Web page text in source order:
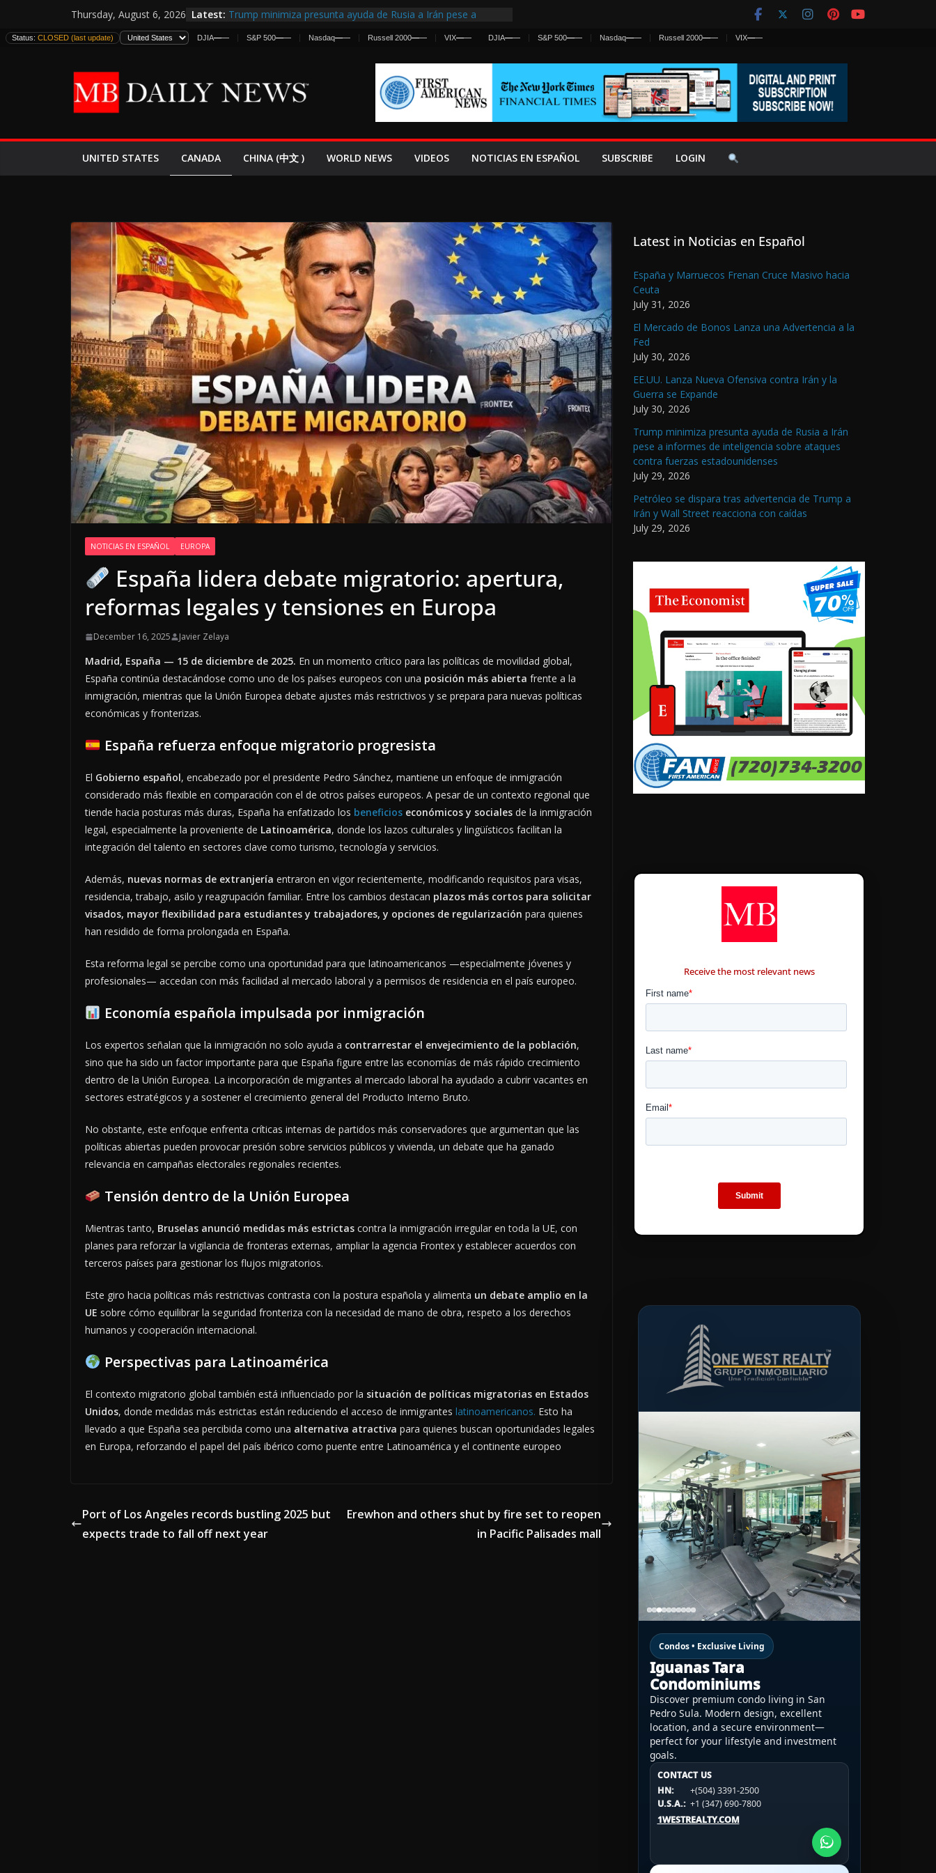
to
content
Thursday, August 6, 2026 Latest: Trump minimiza presunta ayuda de Rusia a Irán pese a
estadounidenses
España y Marruecos Frenan Cruce Masivo hacia Ceuta
El Mercado de Bonos Lanza una Advertencia a la Fed
EE.UU. Lanza Nueva Ofensiva contra Irán y la Guerra se
Status: CLOSED (last update) DJIA—— S&P 500—— Nasdaq—— Russell 2000—— VIX—— DJIA—— S&P 500—— Nasdaq—— Russell 2000—— VIX——
UNITED STATES CANADA CHINA (中文 ) WORLD NEWS VIDEOS NOTICIAS EN ESPAÑOL SUBSCRIBE LOGIN
NOTICIAS EN ESPAÑOL EUROPA
España lidera debate migratorio: apertura,
reformas legales y tensiones en Europa
December 16, 2025 Javier Zelaya
Madrid, España — 15 de diciembre de 2025. En un momento crítico para las políticas de movilidad global,
España continúa destacándose como uno de los países europeos con una posición más abierta frente a la
inmigración, mientras que la Unión Europea debate ajustes más restrictivos y se prepara para nuevas políticas
económicas y fronterizas.
España refuerza enfoque migratorio progresista
El Gobierno español, encabezado por el presidente Pedro Sánchez, mantiene un enfoque de inmigración
considerado más flexible en comparación con el de otros países europeos. A pesar de un contexto regional que
tiende hacia posturas más duras, España ha enfatizado los beneficios económicos y sociales de la inmigración
legal, especialmente la proveniente de Latinoamérica, donde los lazos culturales y lingüísticos facilitan la
integración del talento en sectores clave como turismo, tecnología y servicios.
Además, nuevas normas de extranjería entraron en vigor recientemente, modificando requisitos para visas,
residencia, trabajo, asilo y reagrupación familiar. Entre los cambios destacan plazos más cortos para solicitar
visados, mayor flexibilidad para estudiantes y trabajadores, y opciones de regularización para quienes
han residido de forma prolongada en España.
Esta reforma legal se percibe como una oportunidad para que latinoamericanos —especialmente jóvenes y
profesionales— accedan con más facilidad al mercado laboral y a permisos de residencia en el país europeo.
Economía española impulsada por inmigración
Los expertos señalan que la inmigración no solo ayuda a contrarrestar el envejecimiento de la población,
sino que ha sido un factor importante para que España figure entre las economías de más rápido crecimiento
dentro de la Unión Europea. La incorporación de migrantes al mercado laboral ha ayudado a cubrir vacantes en
sectores estratégicos y a sostener el crecimiento general del Producto Interno Bruto.
No obstante, este enfoque enfrenta críticas internas de partidos más conservadores que argumentan que las
políticas abiertas pueden provocar presión sobre servicios públicos y vivienda, un debate que ha ganado
relevancia en campañas electorales regionales recientes.
Tensión dentro de la Unión Europea
Mientras tanto, Bruselas anunció medidas más estrictas contra la inmigración irregular en toda la UE, con
planes para reforzar la vigilancia de fronteras externas, ampliar la agencia Frontex y establecer acuerdos con
terceros países para gestionar los flujos migratorios.
Este giro hacia políticas más restrictivas contrasta con la postura española y alimenta un debate amplio en la
UE sobre cómo equilibrar la seguridad fronteriza con la necesidad de mano de obra, respeto a los derechos
humanos y cooperación internacional.
Perspectivas para Latinoamérica
El contexto migratorio global también está influenciado por la situación de políticas migratorias en Estados
Unidos, donde medidas más estrictas están reduciendo el acceso de inmigrantes latinoamericanos. Esto ha
llevado a que España sea percibida como una alternativa atractiva para quienes buscan oportunidades legales
en Europa, reforzando el papel del país ibérico como puente entre Latinoamérica y el continente europeo
Port of Los Angeles records bustling 2025 but
expects trade to fall off next year
Erewhon and others shut by fire set to reopen
in Pacific Palisades mall
Latest in Noticias en Español
España y Marruecos Frenan Cruce Masivo hacia
Ceuta
July 31, 2026
El Mercado de Bonos Lanza una Advertencia a la
Fed
July 30, 2026
EE.UU. Lanza Nueva Ofensiva contra Irán y la
Guerra se Expande
July 30, 2026
Trump minimiza presunta ayuda de Rusia a Irán
pese a informes de inteligencia sobre ataques
contra fuerzas estadounidenses
July 29, 2026
Petróleo se dispara tras advertencia de Trump a
Irán y Wall Street reacciona con caídas
July 29, 2026
Receive the most relevant news
Condos • Exclusive Living
Iguanas Tara
Condominiums
Discover premium condo living in San
Pedro Sula. Modern design, excellent
location, and a secure environment—
perfect for your lifestyle and investment
goals.
CONTACT US
HN:
+(504) 3391-2500
U.S.A.: +1 (347) 690-7800
1WESTREALTY.COM
CONTACT US
HN:
+(504) 3391-2500
U.S.A.:
+1 (984) 246-2100
1WESTREALTY.COM
CONTACT US
HN:
+(504) 3391-2500
U.S.A.: +1 (984) 246-2100
1WESTREALTY.COM